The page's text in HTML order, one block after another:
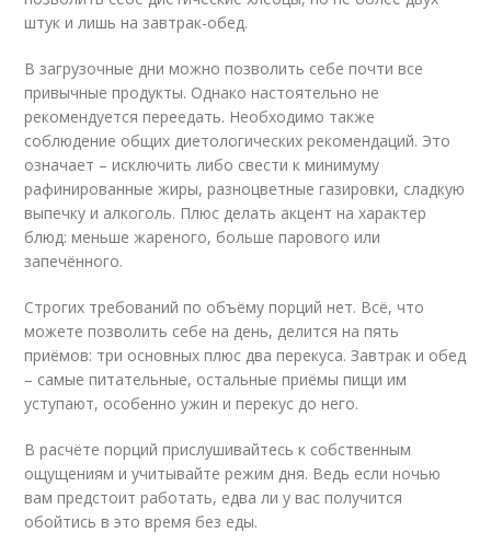
штук и лишь на завтрак-обед.
В загрузочные дни можно позволить себе почти все
привычные продукты. Однако настоятельно не
рекомендуется переедать. Необходимо также
соблюдение общих диетологических рекомендаций. Это
означает – исключить либо свести к минимуму
рафинированные жиры, разноцветные газировки, сладкую
выпечку и алкоголь. Плюс делать акцент на характер
блюд: меньше жареного, больше парового или
запечённого.
Строгих требований по объёму порций нет. Всё, что
можете позволить себе на день, делится на пять
приёмов: три основных плюс два перекуса. Завтрак и обед
– самые питательные, остальные приёмы пищи им
уступают, особенно ужин и перекус до него.
В расчёте порций прислушивайтесь к собственным
ощущениям и учитывайте режим дня. Ведь если ночью
вам предстоит работать, едва ли у вас получится
обойтись в это время без еды.